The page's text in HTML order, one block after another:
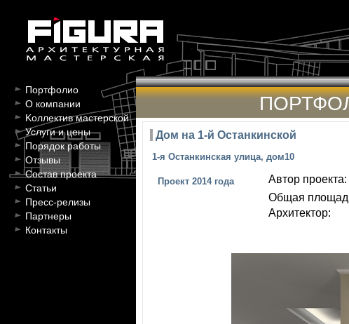
Портфолио
О компании
Kоллектив мастерской
Услуги и цены
Порядок работы
Отзывы
Состав проекта
Статьи
Пресс-релизы
Партнеры
Контакты
Дом на 1-й Останкинской
1-я Останкинская улица, дом10
Проект 2014 года Автор проекта:
Общая
Архитектор: